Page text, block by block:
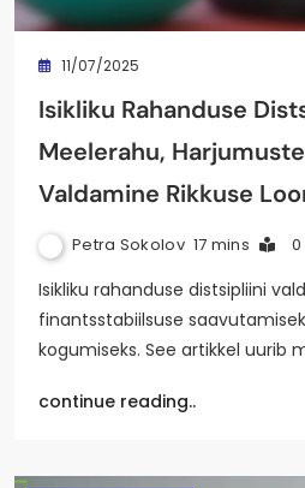
11/07/2025
Isikliku Rahanduse
Meelerahu,
Valdamine Rikkuse
Petra Sokolov 17 mins 0
Isikliku rahanduse distsipliini
finantsstabiilsuse
kogumiseks. See artikkel uurib
continue reading..